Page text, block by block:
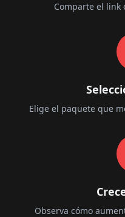
Comparte el link
Elige el paquete que
Observa cómo